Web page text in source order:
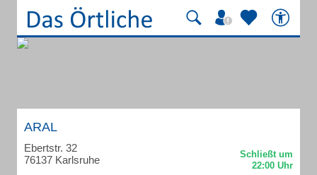
ARAL
Ebertstr. 32
76137 Karlsruhe